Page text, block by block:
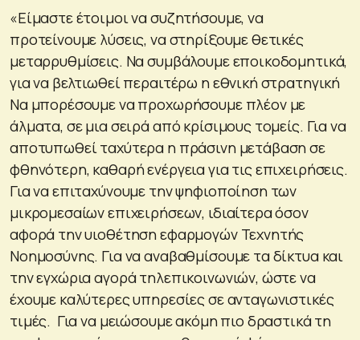
«Είμαστε έτοιμοι να συζητήσουμε, να
προτείνουμε λύσεις, να στηρίξουμε θετικές
μεταρρυθμίσεις. Να συμβάλουμε εποικοδομητικά,
για να βελτιωθεί περαιτέρω η εθνική στρατηγική
Να μπορέσουμε να προχωρήσουμε πλέον με
άλματα, σε μια σειρά από κρίσιμους τομείς. Για να
αποτυπωθεί ταχύτερα η πράσινη μετάβαση σε
φθηνότερη, καθαρή ενέργεια για τις επιχειρήσεις.
Για να επιταχύνουμε την ψηφιοποίηση των
μικρομεσαίων επιχειρήσεων, ιδιαίτερα όσον
αφορά την υιοθέτηση εφαρμογών Τεχνητής
Νοημοσύνης. Για να αναβαθμίσουμε τα δίκτυα και
την εγχώρια αγορά τηλεπικοινωνιών, ώστε να
έχουμε καλύτερες υπηρεσίες σε ανταγωνιστικές
τιμές. Για να μειώσουμε ακόμη πιο δραστικά τη